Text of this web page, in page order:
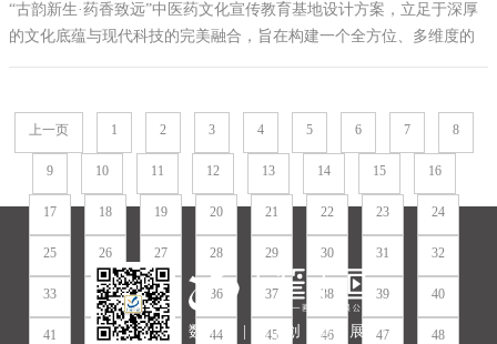
“古韵新生·药香致远”中医药文化宣传教育基地设计方案，立足于深厚
的文化底蕴与现代科技的完美融合，旨在构建一个全方位、多维度的
学习体验空间。通过对中医药文化的深度挖掘与创新展示，不仅传递
信，此基地将成为连接过去与未来，沟通中外的桥梁，为中医药文化
上一页 1 2 3 4 5 6 7 8
9 10 11 12 13 14 15 16
17 18 19 20 21 22 23 24
25 26 27 28 29 30 31 32
33 34 35 36 37 38 39 40
41 42 43 44 45 46 47 48
数 | 字 | 化 | 创 | 意 | 展 | 厅